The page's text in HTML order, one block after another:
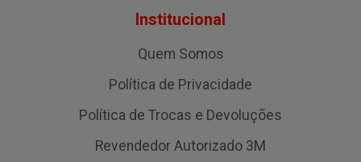
Institucional
Quem Somos
Política de Privacidade
Política de Trocas e Devoluções
Revendedor Autorizado 3M